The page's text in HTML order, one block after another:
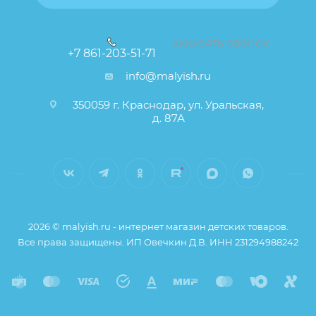
телефону или написав в онлайн чат на сайте.
Заказанный товар может незначительно отличаться
от описания и изображения, размещенного на
сайте (например, оттенки цветов, незначительные
влияющие на основные потребительские свойства
заказа остаются без изменений.
+7 861-203-51-71
ЗАКАЗАТЬ ЗВОНОК
info@malyish.ru
350059 г. Краснодар, ул. Уральская,
д. 87А
2026 © malyish.ru - интернет магазин детских товаров.
Все права защищены. ИП Овечкин Д.В. ИНН 231294988242